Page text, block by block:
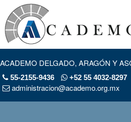
ACADEMO DELGADO, ARAGÓN Y
55-2155-9436 +52 55 4032-8297
administracion@academo.org.mx